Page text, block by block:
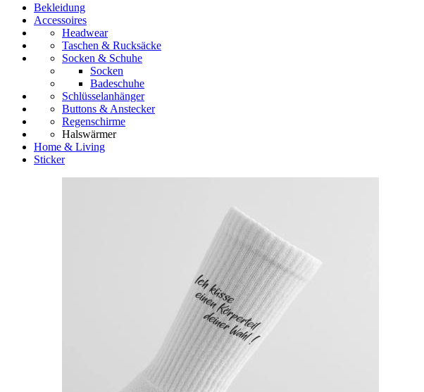
Bekleidung
Accessoires
Headwear
Taschen & Rucksäcke
Socken & Schuhe
Socken
Badeschuhe
Schlüsselanhänger
Buttons & Anstecker
Regenschirme
Halswärmer
Home & Living
Sticker